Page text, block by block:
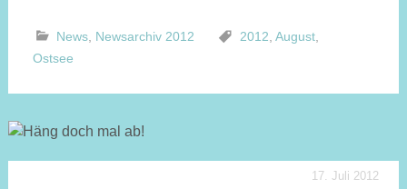
News, Newsarchiv 2012 2012 August,
Ostsee
17. Juli 2012